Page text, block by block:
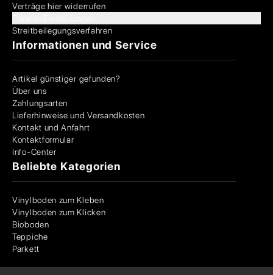
Verträge hier widerrufen
Streitbeilegungsverfahren
Informationen und Service
Artikel günstiger gefunden?
Über uns
Zahlungsarten
Lieferhinweise und Versandkosten
Kontakt und Anfahrt
Kontaktformular
Info-Center
Beliebte Kategorien
Vinylboden zum Kleben
Vinylboden zum Klicken
Bioboden
Teppiche
Parkett